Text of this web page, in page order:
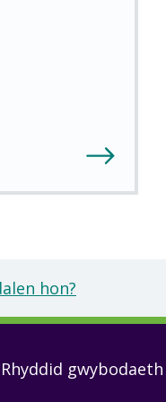
hon?
Rhyddid gwybodaeth